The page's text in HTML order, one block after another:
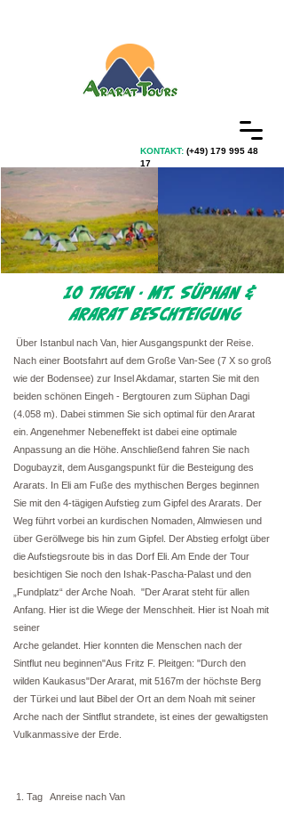
KONTAKT: (+49) 179 995 48
17
10 TAGEN - MT. SÜPHAN &
ARARAT BESCHTEIGUNG
Über Istanbul nach Van, hier Ausgangspunkt der Reise.
Nach einer Bootsfahrt auf dem Große Van-See (7 X so groß
wie der Bodensee) zur Insel Akdamar, starten Sie mit den
beiden schönen Eingeh - Bergtouren zum Süphan Dagi
(4.058 m). Dabei stimmen Sie sich optimal für den Ararat
ein. Angenehmer Nebeneffekt ist dabei eine optimale
Anpassung an die Höhe. Anschließend fahren Sie nach
Dogubayzit, dem Ausgangspunkt für die Besteigung des
Ararats. In Eli am Fuße des mythischen Berges beginnen
Sie mit den 4-tägigen Aufstieg zum Gipfel des Ararats. Der
Weg führt vorbei an kurdischen Nomaden, Almwiesen und
über Geröllwege bis hin zum Gipfel. Der Abstieg erfolgt über
die Aufstiegsroute bis in das Dorf Eli. Am Ende der Tour
besichtigen Sie noch den Ishak-Pascha-Palast und den
„Fundplatz“ der Arche Noah. "Der Ararat steht für allen
Anfang. Hier ist die Wiege der Menschheit. Hier ist Noah mit
seiner
Arche gelandet. Hier konnten die Menschen nach der
Sintflut neu beginnen"Aus Fritz F. Pleitgen: "Durch den
wilden Kaukasus"Der Ararat, mit 5167m der höchste Berg
der Türkei und laut Bibel der Ort an dem Noah mit seiner
Arche nach der Sintflut strandete, ist eines der gewaltigsten
Vulkanmassive der Erde.
1. Tag Anreise nach Van